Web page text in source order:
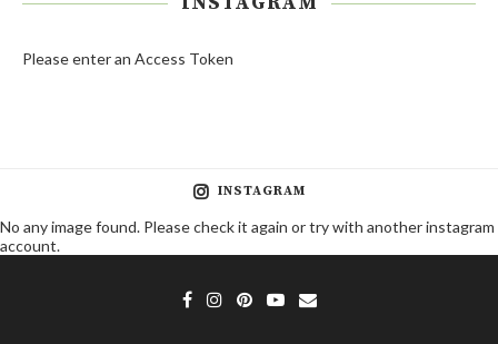
Please enter an Access Token
INSTAGRAM
No any image found. Please check it again or try with another instagram
account.